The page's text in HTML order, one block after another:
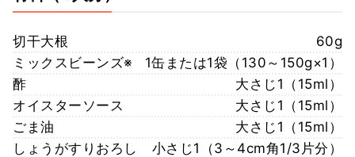
切干大根
60g
ミックスビーンズ※
1缶または1袋（130～150g×1）
酢
大さじ1（15ml）
オイスターソース
大さじ1（15ml）
ごま油
大さじ1（15ml）
しょうがすりおろし
小さじ1（3～4cm角1/3片分）